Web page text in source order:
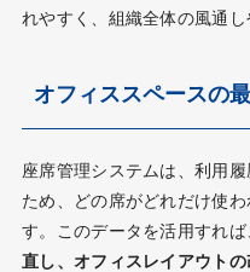
れやすく、組織全体の風通
オフィススペースの
座席管理システムは、利用
ため、どの席がどれだけ使
す。このデータを活用すれば
直し、オフィスレイアウト